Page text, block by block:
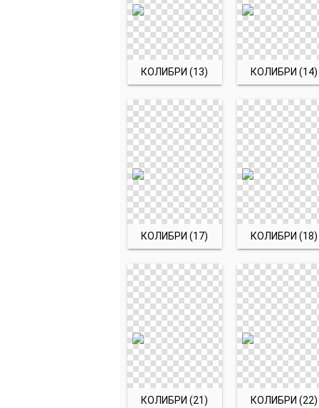
КОЛИБРИ (13) КОЛИБРИ (14)
КОЛИБРИ (17) КОЛИБРИ (18)
КОЛИБРИ (21) КОЛИБРИ (22)